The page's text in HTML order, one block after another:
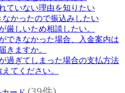
ていない理由を知りたい
なかったので振込みしたい
厳しいため相談したい。
できなかった場合、入金案内は
届きますか。
過ぎてしまった場合の支払方法
えてください。